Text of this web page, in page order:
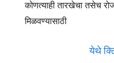
कोणत्याही तारखेचा तसेच
मिळवण्यासाठी
येथे